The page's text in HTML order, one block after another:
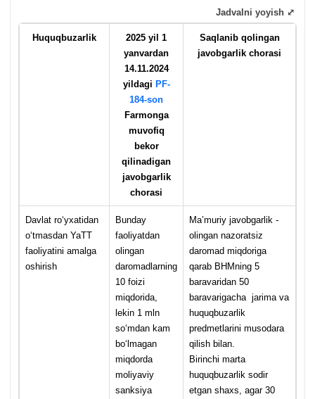
Huquqbuzarlik
2025 yil 1
yanvardan
14.11.2024
yildagi PF-
184-son
Farmonga
muvofiq
bekor
qilinadigan
javobgarlik
chorasi
Saqlanib qolingan
javobgarlik chorasi
Davlat roʻyхatidan
oʻtmasdan YaTT
faoliyatini amalga
oshirish
Bunday
faoliyatdan
olingan
daromadlarning
10 foizi
miqdorida,
lekin 1 mln
soʻmdan kam
boʻlmagan
miqdorda
moliyaviy
sanksiya
Ma’muriy javobgarlik -
olingan nazoratsiz
daromad miqdoriga
qarab BHMning 5
baravaridan 50
baravarigacha jarima va
huquqbuzarlik
predmetlarini musodara
qilish bilan.
Birinchi marta
huquqbuzarlik sodir
etgan shaхs, agar 30
Jadvalni yoyish ⤢